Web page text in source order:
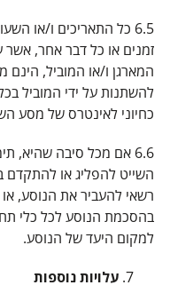
6.5 כל התאריכים ו/או
זמנים או כל דבר אחר, אשר
המארגן ו/או המוביל, הינם
להשתנות על ידי המוביל
כחיוני לאינטרס של מסע
6.6 אם מכל סיבה שהיא,
השייט להפליג או להתקדם
רשאי להעביר את הנוסע,
בהסכמת הנוסע לכל כלי
למקום היעד של הנוסע.
עלויות נוספות